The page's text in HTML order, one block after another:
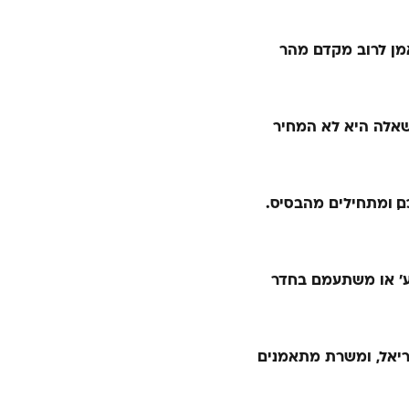
לרוב מקדם מהר
השאלה היא לא המחיר
ומתחילים מהבסיס.
או משתעמם בחדר
אריאל נמצא ברחוב העבודה 10 באריאל, ומשרת מתאמנים